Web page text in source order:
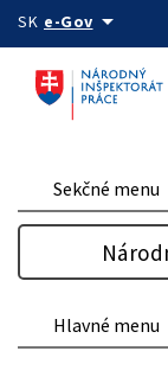
Preskočiť na obsah
SK e-Govarrow_drop_down
Sekčné menu
Hlavné menu